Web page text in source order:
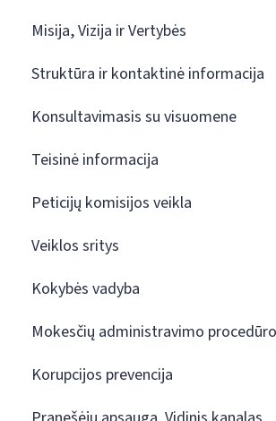
Misija, Vizija ir Vertybės
Struktūra ir kontaktinė informacija
Konsultavimasis su visuomene
Teisinė informacija
Peticijų komisijos veikla
Veiklos sritys
Kokybės vadyba
Mokesčių administravimo
Korupcijos prevencija